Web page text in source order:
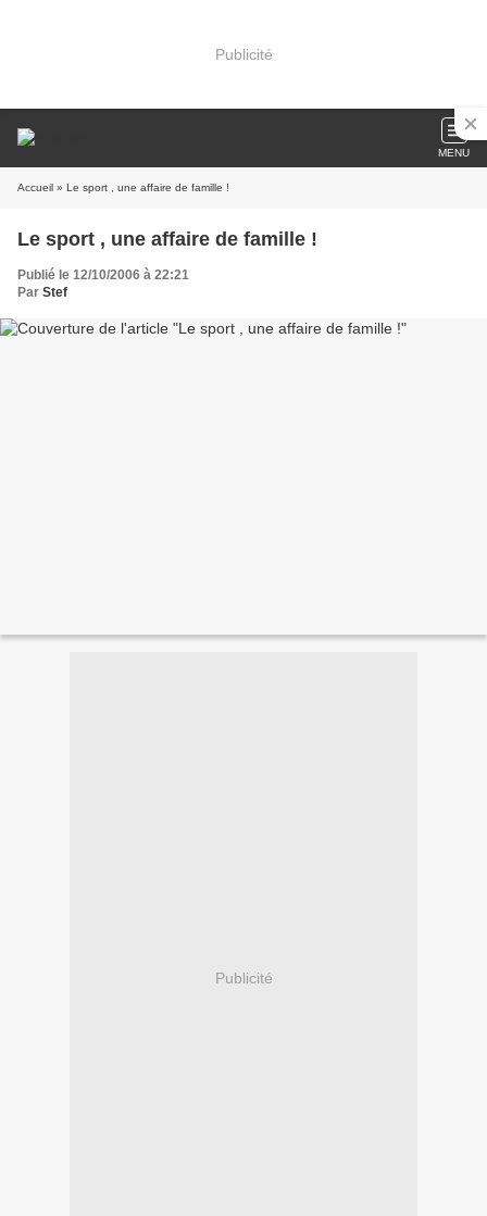
Publicité
MENU
Accueil » Le sport , une affaire de famille !
Le sport , une affaire de famille !
Publié le 12/10/2006 à 22:21
Par Stef
Publicité